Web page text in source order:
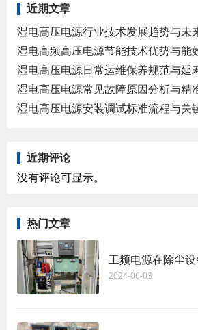
近期文章
湿电高压电源行业技术发展趋势与未
湿电高频高压电源节能技术优势与能
湿电高压电源日常运维保养规范与延
湿电高压电源常见故障原因分析与精
湿电高压电源安装调试标准流程与关
近期评论
没有评论可显示。
热门文章
工频电源在除尘
2024-06-03